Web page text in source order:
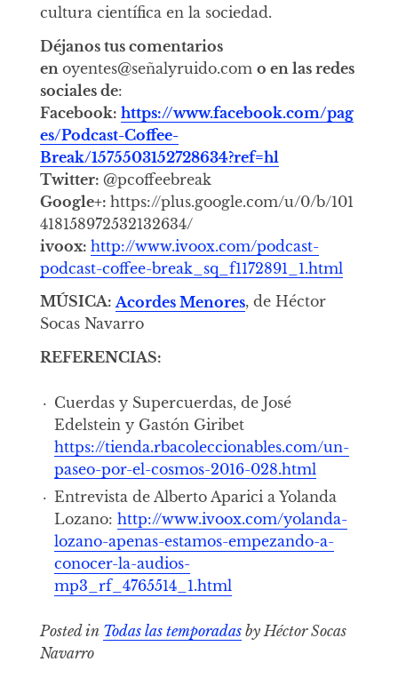
cultura científica en la sociedad.
Déjanos tus comentarios
en oyentes@señalyruido.com o en las redes
sociales de:
Facebook: https://www.facebook.com/pag
es/Podcast-Coffee-
Break/1575503152728634?ref=hl
Twitter: @pcoffeebreak
Google+: https://plus.google.com/u/0/b/101
418158972532132634/
ivoox: http://www.ivoox.com/podcast-
podcast-coffee-break_sq_f1172891_1.html
MÚSICA: Acordes Menores, de Héctor
Socas Navarro
REFERENCIAS:
Cuerdas y Supercuerdas, de José
Edelstein y Gastón Giribet
https://tienda.rbacoleccionables.com/un-
paseo-por-el-cosmos-2016-028.html
Entrevista de Alberto Aparici a Yolanda
Lozano: http://www.ivoox.com/yolanda-
lozano-apenas-estamos-empezando-a-
conocer-la-audios-
mp3_rf_4765514_1.html
Posted in Todas las temporadasby Héctor Socas
Navarro